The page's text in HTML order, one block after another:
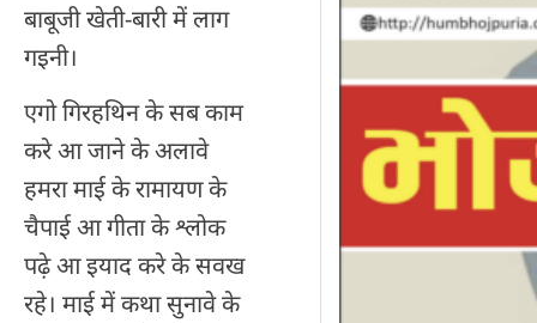
बाबूजी खेती-बारी में लाग
गइनी।
एगो गिरहथिन के सब काम
करे आ जाने के अलावे
हमरा माई के रामायण के
चैपाई आ गीता के श्लोक
पढ़े आ इयाद करे के सवख
रहे। माई में कथा सुनावे के